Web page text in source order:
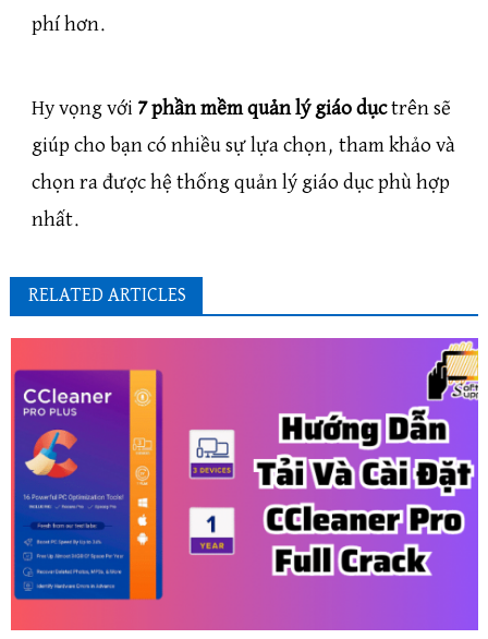
phí hơn.
Hy vọng với 7 phần mềm quản lý giáo dụctrên sẽ
giúp cho bạn có nhiều sự lựa chọn, tham khảo và
chọn ra được hệ thống quản lý giáo dục phù hợp
nhất.
RELATED ARTICLES